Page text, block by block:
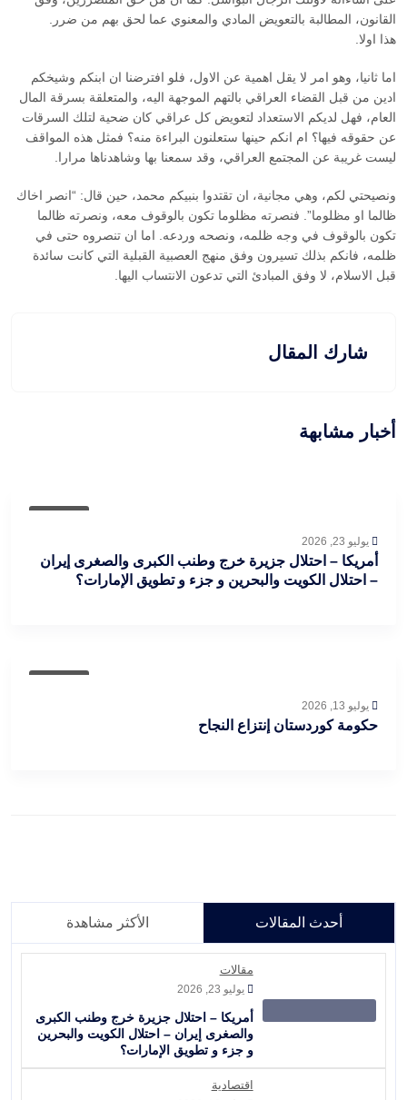
القانون، المطالبة بالتعويض المادي والمعنوي عما لحق بهم من ضرر.
هذا اولا.
اما ثانيا، وهو امر لا يقل اهمية عن الاول، فلو افترضنا ان ابنكم وشيخكم
ادين من قبل القضاء العراقي بالتهم الموجهة اليه، والمتعلقة بسرقة المال
العام، فهل لديكم الاستعداد لتعويض كل عراقي كان ضحية لتلك السرقات
عن حقوقه فيها؟ ام انكم حينها ستعلنون البراءة منه؟ فمثل هذه المواقف
ليست غريبة عن المجتمع العراقي، وقد سمعنا بها وشاهدناها مرارا.
ونصيحتي لكم، وهي مجانية، ان تقتدوا بنبيكم محمد، حين قال: “انصر اخاك
ظالما او مظلوما”. فنصرته مظلوما تكون بالوقوف معه، ونصرته ظالما
تكون بالوقوف في وجه ظلمه، ونصحه وردعه. اما ان تنصروه حتى في
ظلمه، فانكم بذلك تسيرون وفق منهج العصبية القبلية التي كانت سائدة
قبل الاسلام، لا وفق المبادئ التي تدعون الانتساب اليها.
شارك المقال
أخبار مشابهة
يوليو 23, 2026
أمريكا – احتلال جزيرة خرج وطنب الكبرى والصغرى إيران
– احتلال الكويت والبحرين و جزء و تطويق الإمارات؟
يوليو 13, 2026
حكومة كوردستان إنتزاع النجاح
أحدث المقالات الأكثر مشاهدة
مقالات
يوليو 23, 2026
أمريكا – احتلال جزيرة خرج وطنب الكبرى
والصغرى إيران – احتلال الكويت والبحرين
و جزء و تطويق الإمارات؟
اقتصادية